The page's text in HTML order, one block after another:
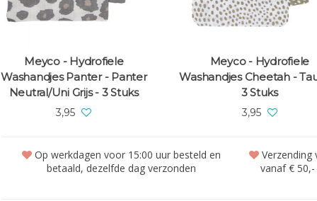
Meyco - Hydrofiele
Washandjes Panter - Panter
Neutral/Uni Grijs - 3 Stuks
3,95
Meyco - Hydrofiele
Washandjes Cheetah -
3 Stuks
3,95
Op werkdagen voor 15:00 uur besteld en
betaald, dezelfde dag verzonden
Verzending
vanaf €